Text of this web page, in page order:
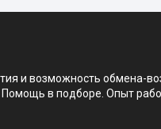
и возможность
в подборе. Опыт